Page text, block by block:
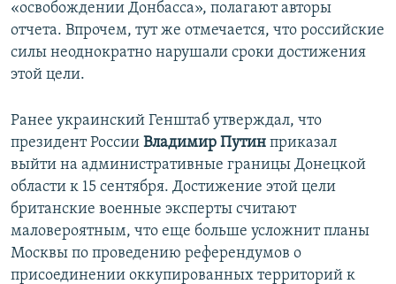
«освобождении Донбасса», полагают авторы
отчета. Впрочем, тут же отмечается, что российские
силы неоднократно нарушали сроки достижения
этой цели.
Ранее украинский Генштаб утверждал, что
президент России Владимир Путин приказал
выйти на административные границы Донецкой
области к 15 сентября. Достижение этой цели
британские военные эксперты считают
маловероятным, что еще больше усложнит планы
Москвы по проведению референдумов о
присоединении оккупированных территорий к